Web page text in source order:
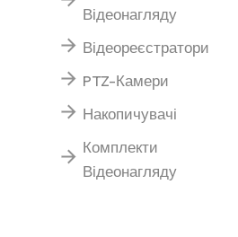
Відеонагляду
Відеореєстратори
PTZ-Камери
Накопичувачі
Комплекти
Відеонагляду